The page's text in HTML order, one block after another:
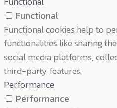
Functional
Functional cookies help to
functionalities like sharing
social media platforms,
third-party features.
Performance
Performance